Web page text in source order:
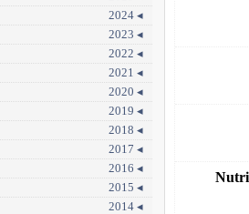
◂ 2024
◂ 2023
◂ 2022
◂ 2021
◂ 2020
◂ 2019
◂ 2018
◂ 2017
◂ 2016
◂ 2015
◂ 2014